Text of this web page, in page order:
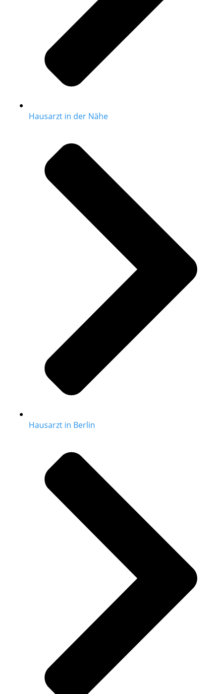
Hausarzt in der Nähe
Hausarzt in Berlin